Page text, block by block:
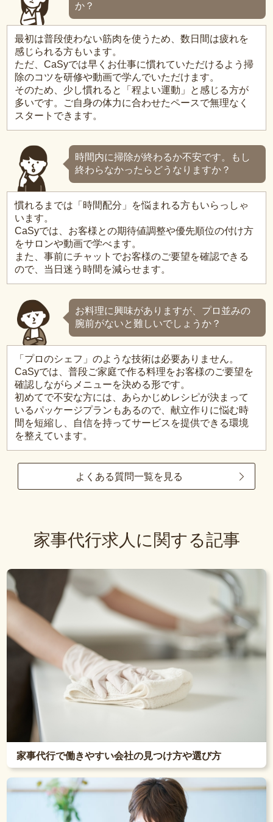
か？
最初は普段使わない筋肉を使うため、数日間は疲れを
感じられる方もいます。
ただ、CaSyでは早くお仕事に慣れていただけるよう掃
除のコツを研修や動画で学んでいただけます。
そのため、少し慣れると「程よい運動」と感じる方が
多いです。ご自身の体力に合わせたペースで無理なく
スタートできます。
時間内に掃除が終わるか不安です。もし
終わらなかったらどうなりますか？
慣れるまでは「時間配分」を悩まれる方もいらっしゃ
います。
CaSyでは、お客様との期待値調整や優先順位の付け方
をサロンや動画で学べます。
また、事前にチャットでお客様のご要望を確認できる
ので、当日迷う時間を減らせます。
お料理に興味がありますが、プロ並みの
腕前がないと難しいでしょうか？
「プロのシェフ」のような技術は必要ありません。
CaSyでは、普段ご家庭で作る料理をお客様のご要望を
確認しながらメニューを決める形です。
初めてで不安な方には、あらかじめレシピが決まって
いるパッケージプランもあるので、献立作りに悩む時
間を短縮し、自信を持ってサービスを提供できる環境
を整えています。
よくある質問一覧を見る
家事代行求人に関する記事
家事代行で働きやすい会社の見つけ方や選び方